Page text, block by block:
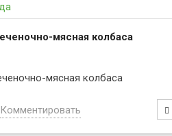
мясная колбаса
Комментировать